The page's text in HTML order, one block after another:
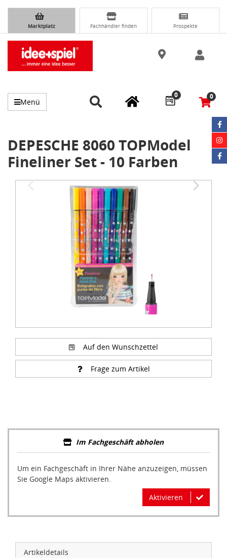
Marktplatz Fachhändler finden Prospekte
Menü
0 0
DEPESCHE 8060 TOPModel
Fineliner Set - 10 Farben
Auf den Wunschzettel
Frage zum Artikel
Im Fachgeschäft abholen
Um ein Fachgeschäft in Ihrer Nähe anzuzeigen, müssen
Sie Google Maps aktivieren.
Aktivieren
Artikeldetails